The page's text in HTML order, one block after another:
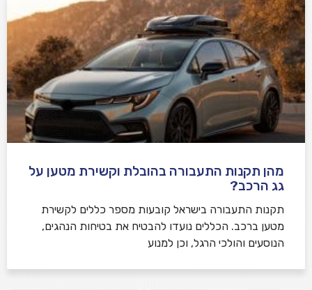
מהן תקנות התעבורה בהובלת וקשירת מטען על
גג הרכב?
תקנות התעבורה בישראל קובעות מספר כללים לקשירת
מטען ברכב. הכללים נועדו להבטיח את בטיחות הנהגים,
הנוסעים והולכי הרגל, וכן למנוע